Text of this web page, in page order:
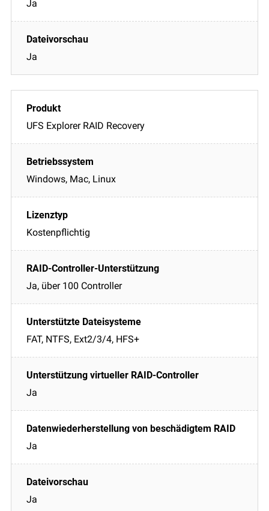
Ja
Ja
UFS Explorer RAID Recovery
Windows, Mac, Linux
Kostenpflichtig
Ja, über 100 Controller
FAT, NTFS, Ext2/3/4, HFS+
Ja
Ja
Ja